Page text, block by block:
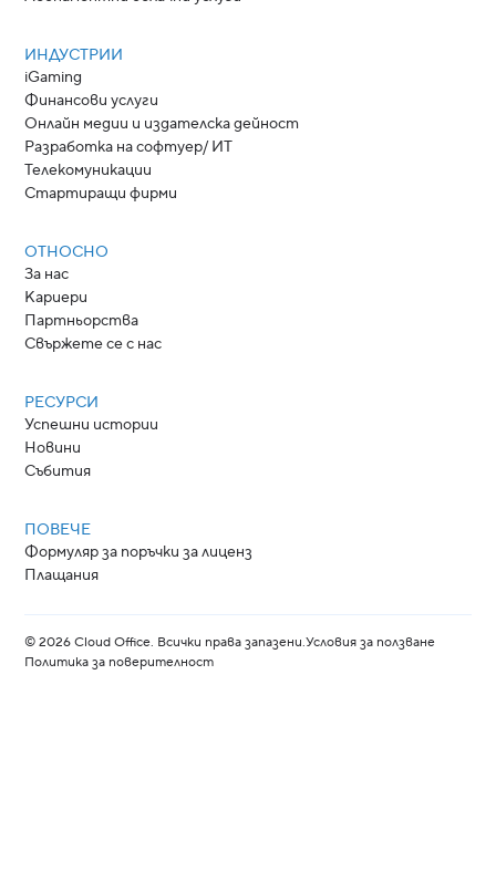
ИНДУСТРИИ
iGaming
Финансови услуги
Онлайн медии и издателска дейност
Разработка на софтуер/ ИТ
Телекомуникации
Стартиращи фирми
ОТНОСНО
За нас
Кариери
Партньорства
Свържете се с нас
РЕСУРСИ
Успешни истории
Новини
Събития
ПОВЕЧЕ
Формуляр за поръчки за лиценз
Плащания
©2026 Cloud Office. Всички права запазени.Условия за ползване
Политика за поверителност